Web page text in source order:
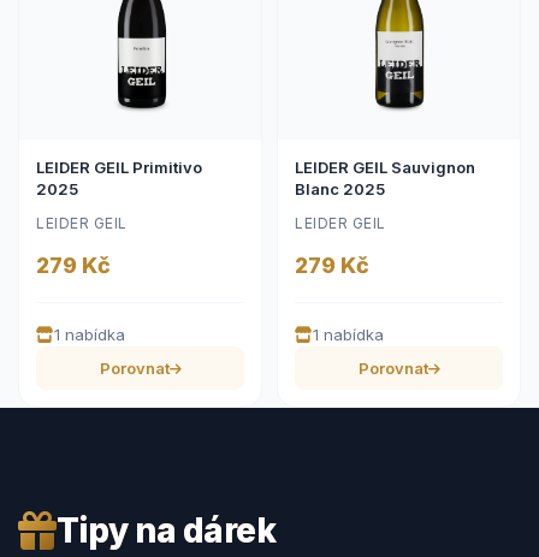
LEIDER GEIL Primitivo
2025
LEIDER GEIL
279 Kč
1 nabídka
Porovnat
LEIDER GEIL Sauvignon
Blanc 2025
LEIDER GEIL
279 Kč
1 nabídka
Porovnat
Tipy na dárek